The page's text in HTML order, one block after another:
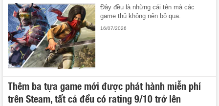
Đây đều là những cái tên mà các
game thủ không nên bỏ qua.
16/07/2026
Thêm ba tựa game mới được phát hành miễn phí
trên Steam, tất cả đều có rating 9/10 trở lên